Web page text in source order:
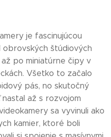
je fascinujúcou
obrovských štúdiových
po miniatúrne čipy v
Všetko to začalo
pás, no skutočný
až s rozvojom
sa vyvinuli ako
kamier, ktoré boli